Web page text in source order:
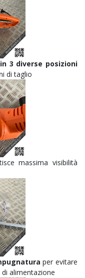
3 diverse posizioni
di taglio
massima visibilità
per evitare
alimentazione